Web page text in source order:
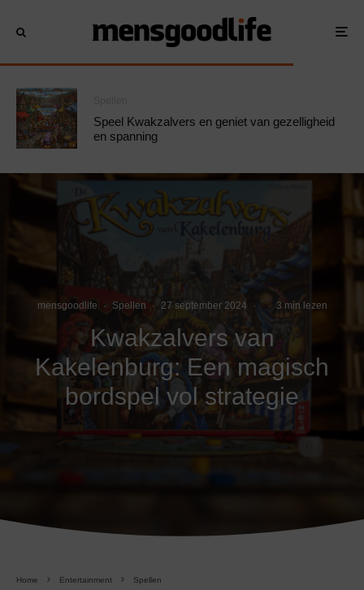
Speel Kwakzalvers en geniet van gezelligheid
en spanning
mensgoodlife · Spellen · 27 september 2024 · · 3 min lezen
Kwakzalvers van
Kakelenburg: Een magisch
bordspel vol strategie
Home Entertainment Spellen